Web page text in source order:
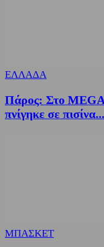
ΕΛΛΑΔΑ
Πάρος: Στο MEGA
πνίγηκε σε πισίνα...
ΜΠΑΣΚΕΤ